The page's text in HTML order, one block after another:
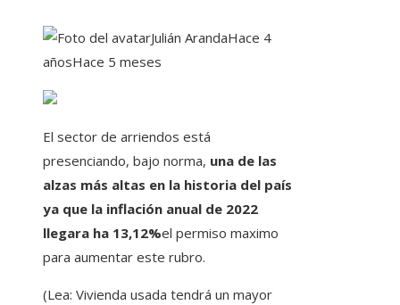
Julián ArandaHace 4
añosHace 5 meses
El sector de arriendos está
presenciando, bajo norma, una de las
alzas más altas en la historia del país
ya que la inflación anual de 2022
llegara ha 13,12%el permiso maximo
para aumentar este rubro.
(Lea: Vivienda usada tendrá un mayor